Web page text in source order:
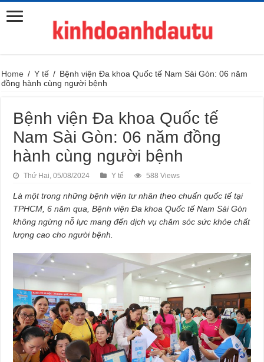
Home / Y tế / Bệnh viện Đa khoa Quốc tế Nam Sài Gòn: 06 năm
đồng hành cùng người bệnh
Bệnh viện Đa khoa Quốc tế
Nam Sài Gòn: 06 năm đồng
hành cùng người bệnh
Thứ Hai, 05/08/2024 Y tế 588 Views
Là một trong những bệnh viện tư nhân theo chuẩn quốc tế tại
TPHCM, 6 năm qua, Bệnh viện Đa khoa Quốc tế Nam Sài Gòn
không ngừng nỗ lực mang đến dịch vụ chăm sóc sức khỏe chất
lượng cao cho người bệnh.